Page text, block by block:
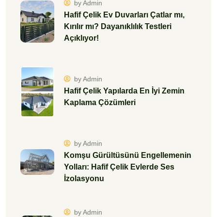
by Admin
Hafif Çelik Ev Duvarları Çatlar mı,
Kırılır mı? Dayanıklılık Testleri
Açıklıyor!
by Admin
Hafif Çelik Yapılarda En İyi Zemin
Kaplama Çözümleri
by Admin
Komşu Gürültüsünü Engellemenin
Yolları: Hafif Çelik Evlerde Ses
İzolasyonu
by Admin